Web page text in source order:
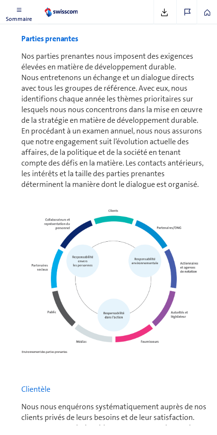
Sommaire
Parties prenantes
Nos parties prenantes nous imposent des exigences
élevées en matière de dé­ve­lop­pe­ment durable.
Nous entretenons un échange et un dialogue directs
avec tous les groupes de référence. Avec eux, nous
identifions chaque année les thèmes prioritaires sur
lesquels nous nous concentrons dans la mise en œuvre
de la stratégie en matière de dé­ve­lop­pe­ment durable.
En procédant à un examen annuel, nous nous assurons
que notre engagement suit l’évolution actuelle des
affaires, de la politique et de la société en tenant
compte des défis en la matière. Les contacts antérieurs,
les intérêts et la taille des parties prenantes
déterminent la manière dont le dialogue est organisé.
Clientèle
Nous nous enquérons sys­té­ma­tiquement auprès de nos
clients privés de leurs besoins et de leur sa­tis­fac­tion.
Les Customer Relationship Managers enregistrent les